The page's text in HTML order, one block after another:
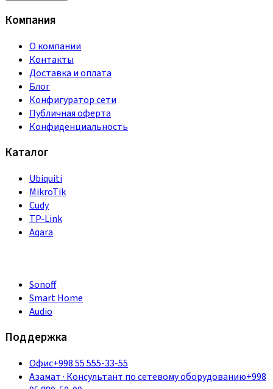
Компания
О компании
Контакты
Доставка и оплата
Блог
Конфигуратор сети
Публичная оферта
Конфиденциальность
Каталог
Ubiquiti
MikroTik
Cudy
TP-Link
Aqara
Sonoff
Smart Home
Audio
Поддержка
Офис+998 55 555-33-55
Азамат· Консультант по сетевому оборудованию+998